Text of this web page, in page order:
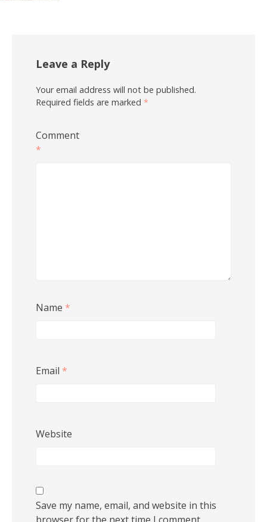
Leave a Reply
Your email address will not be published.
Required fields are marked *
Comment
*
Name *
Email *
Website
Save my name, email, and website in this